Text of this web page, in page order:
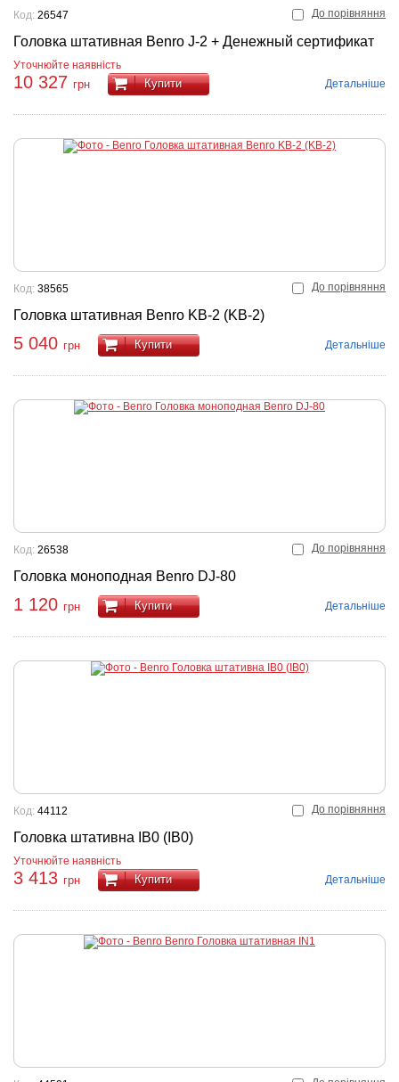
До порівняння
Головка штативная Benro J-2 + Денежный сертификат
Код: 26547
Уточнюйте наявність
10 327 грн Купити Детальніше
До порівняння
Головка штативная Benro KB-2 (KB-2)
Код: 38565
5 040 грн Купити Детальніше
До порівняння
Головка моноподная Benro DJ-80
Код: 26538
1 120 грн Купити Детальніше
До порівняння
Головка штативна IB0 (IB0)
Код: 44112
Уточнюйте наявність
3 413 грн Купити Детальніше